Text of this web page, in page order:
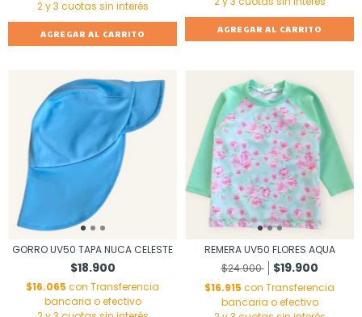
AGREGAR AL CARRITO AGREGAR AL CARRITO
GORRO UV50 TAPA NUCA CELESTE
$18.900
$16.065 con Transferencia
bancaria o efectivo
REMERA UV50 FLORES AQUA
$24.900
$19.900
$16.915 con Transferencia
bancaria o efectivo